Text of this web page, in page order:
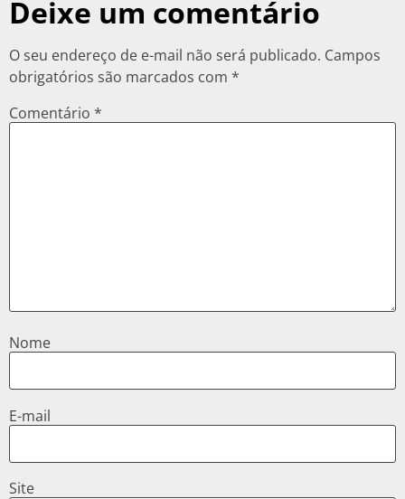
Deixe um comentário
O seu endereço de e-mail não será publicado. Campos
obrigatórios são marcados com *
Comentário *
Nome
E-mail
Site